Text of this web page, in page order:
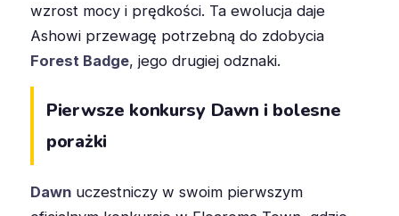
wzrost mocy i prędkości. Ta ewolucja daje
Ashowi przewagę potrzebną do zdobycia
Forest Badge, jego drugiej odznaki.
Pierwsze konkursy Dawn i bolesne
porażki
Dawn uczestniczy w swoim pierwszym